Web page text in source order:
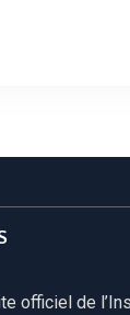
officiel de